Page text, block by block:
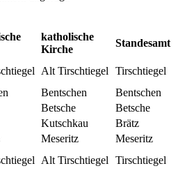
katholische
Kirche
Standesamt
Alt Tirschtiegel
Tirschtiegel
Bentschen
Bentschen
Betsche
Betsche
Kutschkau
Brätz
Meseritz
Meseritz
Alt Tirschtiegel Tirschtiegel